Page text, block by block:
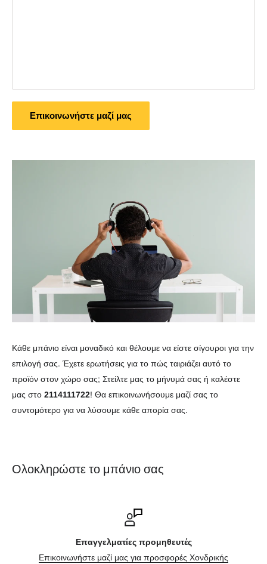
Επικοινωνήστε μαζί μας
Κάθε μπάνιο είναι μοναδικό και θέλουμε να είστε σίγουροι για την
επιλογή σας. Έχετε ερωτήσεις για το πώς ταιριάζει αυτό το
προϊόν στον χώρο σας; Στείλτε μας το μήνυμά σας ή καλέστε
μας στο 2114111722! Θα επικοινωνήσουμε μαζί σας το
συντομότερο για να λύσουμε κάθε απορία σας.
Ολοκληρώστε το μπάνιο σας
Επαγγελματίες προμηθευτές
Επικοινωνήστε μαζί μας για προσφορές Χονδρικής